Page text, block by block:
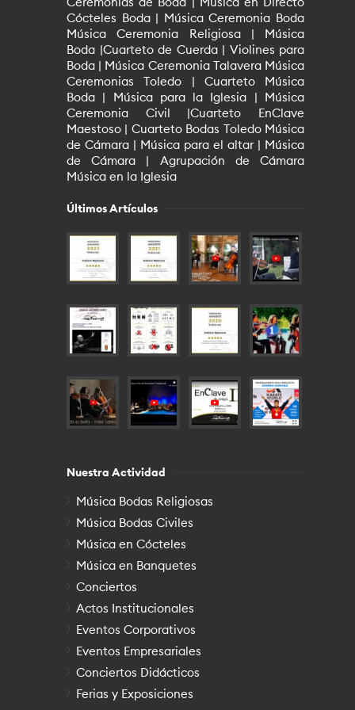
Cócteles Boda | Música Ceremonia Boda
Música Ceremonia Religiosa | Música
Boda |Cuarteto de Cuerda | Violines para
Boda | Música Ceremonia Talavera Música
Ceremonias Toledo | Cuarteto Música
Boda | Música para la Iglesia | Música
Ceremonia Civil |Cuarteto EnClave
Maestoso | Cuarteto Bodas Toledo Música
de Cámara | Música para el altar | Música
de Cámara | Agrupación de Cámara
Música en la Iglesia
Últimos Artículos
Nuestra Actividad
Música Bodas Religiosas
Música Bodas Civiles
Música en Cócteles
Música en Banquetes
Conciertos
Actos Institucionales
Eventos Corporativos
Eventos Empresariales
Conciertos Didácticos
Ferias y Exposiciones